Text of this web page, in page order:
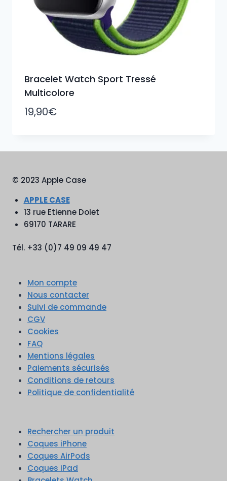
Bracelet Watch Sport Tressé
Multicolore
19,90€
© 2023 Apple Case
APPLE CASE
13 rue Etienne Dolet
69170 TARARE
Tél. +33 (0)7 49 09 49 47
Mon compte
Nous contacter
Suivi de commande
CGV
Cookies
FAQ
Mentions légales
Paiements sécurisés
Conditions de retours
Politique de confidentialité
Rechercher un produit
Coques iPhone
Coques AirPods
Coques iPad